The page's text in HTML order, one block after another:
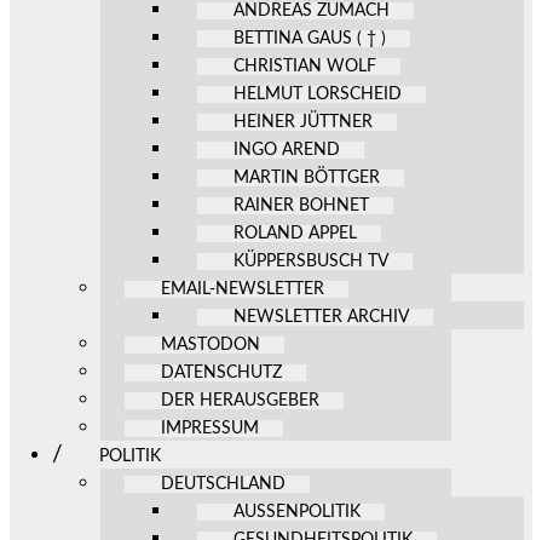
ANDREAS ZUMACH
BETTINA GAUS ( † )
CHRISTIAN WOLF
HELMUT LORSCHEID
HEINER JÜTTNER
INGO AREND
MARTIN BÖTTGER
RAINER BOHNET
ROLAND APPEL
KÜPPERSBUSCH TV
EMAIL-NEWSLETTER
NEWSLETTER ARCHIV
MASTODON
DATENSCHUTZ
DER HERAUSGEBER
IMPRESSUM
POLITIK
DEUTSCHLAND
AUSSENPOLITIK